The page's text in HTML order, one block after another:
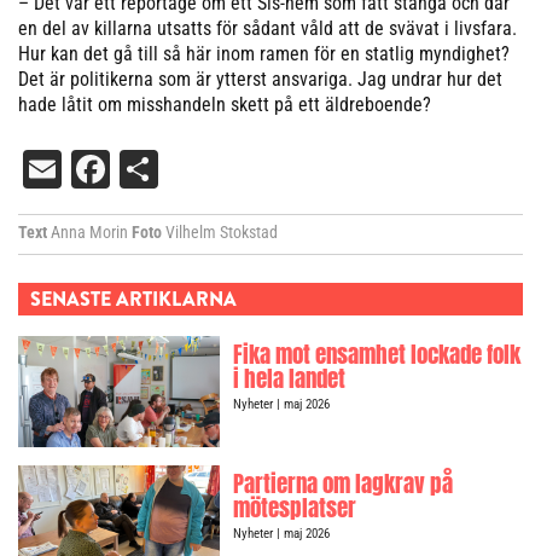
en del av killarna utsatts för sådant våld att de svävat i livsfara.
Hur kan det gå till så här inom ramen för en statlig myndighet?
Det är politikerna som är ytterst ansvariga. Jag undrar hur det
hade låtit om misshandeln skett på ett äldreboende?
EmailFacebook
TextAnna Morin FotoVilhelm Stokstad
SENASTE ARTIKLARNA
Fika mot ensamhet lockade folk
i hela landet
Nyheter| maj 2026
Partierna om lagkrav på
mötesplatser
Nyheter| maj 2026